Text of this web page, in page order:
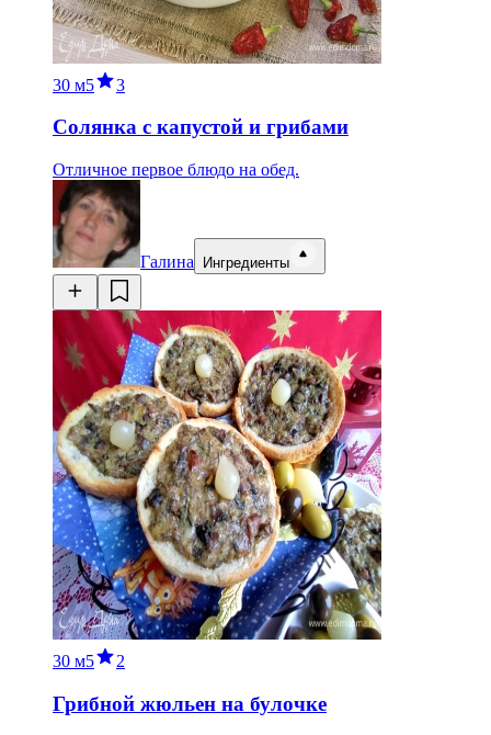
30 м5 3
Солянка с капустой и грибами
Отличное первое блюдо на обед.
Галина Ингредиенты
30 м5 2
Грибной жюльен на булочке